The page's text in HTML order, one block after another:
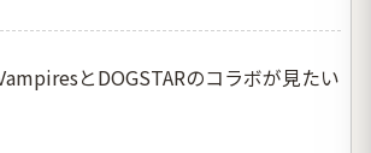
とDOGSTARのコラボが見たい